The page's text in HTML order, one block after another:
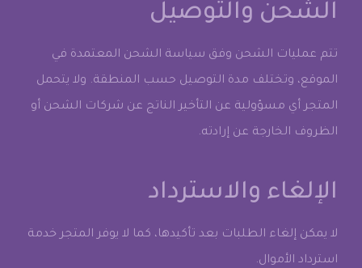
الشحن والتوصيل
تتم عمليات الشحن وفق سياسة الشحن المعتمدة في
الموقع، وتختلف مدة التوصيل حسب المنطقة. ولا يتحمل
المتجر أي مسؤولية عن التأخير الناتج عن شركات الشحن أو
الظروف الخارجة عن إرادته.
الإلغاء والاسترداد
لا يمكن إلغاء الطلبات بعد تأكيدها، كما لا يوفر المتجر خدمة
استرداد الأموال.